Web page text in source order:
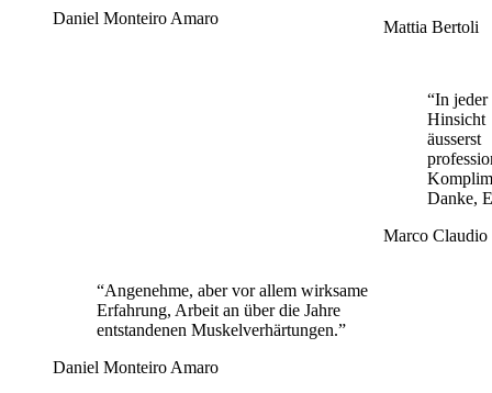
Daniel Monteiro Amaro
Mattia Bertoli
“In jeder
Hinsicht
äusserst
Danke,
Marco Claudio
“Angenehme, aber vor allem wirksame
Erfahrung, Arbeit an über die Jahre
entstandenen Muskelverhärtungen.”
Daniel Monteiro Amaro